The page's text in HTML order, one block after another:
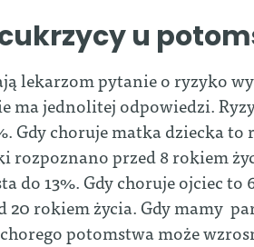
u
lekarzom pytanie o ryzyko
ma jednolitej odpowiedzi.
Gdy choruje matka dziecka
rozpoznano przed 8 rokiem
do 13%. Gdy choruje ojciec to
rokiem życia. Gdy mamy
potomstwa może